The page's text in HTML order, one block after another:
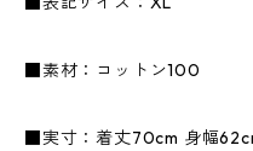
■素材：コットン100
■実寸：着丈70cm 身幅